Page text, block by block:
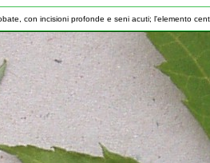
con incisioni profonde e seni acuti; l'elemento